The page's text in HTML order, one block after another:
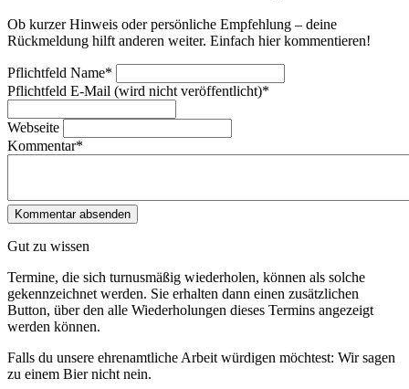
Ob kurzer Hinweis oder persönliche Empfehlung – deine
Rückmeldung hilft anderen weiter. Einfach hier kommentieren!
Pflichtfeld Name*
Pflichtfeld E-Mail (wird nicht veröffentlicht)*
Webseite
Kommentar*
Gut zu wissen
Termine, die sich turnusmäßig wiederholen, können als solche
gekennzeichnet werden. Sie erhalten dann einen zusätzlichen
Button, über den alle Wiederholungen dieses Termins angezeigt
werden können.
Falls du unsere ehrenamtliche Arbeit würdigen möchtest: Wir sagen
zu einem Bier nicht nein.